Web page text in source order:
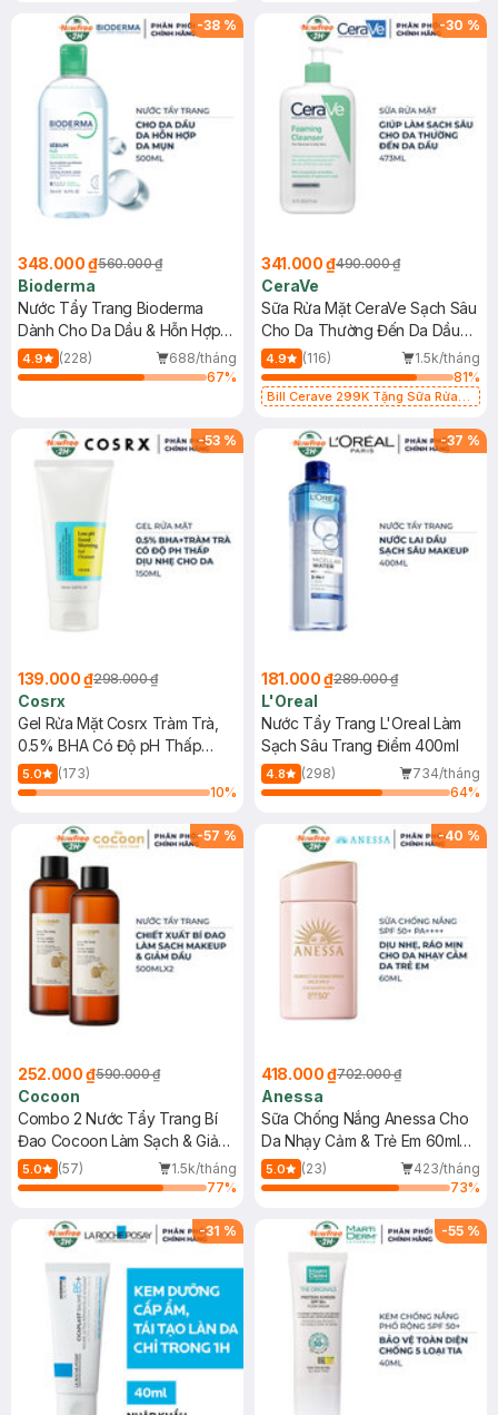
-38 %
348.000 ₫560.000 ₫
Bioderma
Nước Tẩy Trang Bioderma
Dành Cho Da Dầu & Hỗn Hợp
500ml
4.9 (228)
688/tháng
67%
-30 %
341.000 ₫490.000 ₫
CeraVe
Sữa Rửa Mặt CeraVe Sạch Sâu
Cho Da Thường Đến Da Dầu
473ml
4.9 (116)
1.5k/tháng
81%
Bill Cerave 299K Tặng Sữa Rửa
-53 %
139.000 ₫298.000 ₫
Cosrx
Gel Rửa Mặt Cosrx Tràm Trà,
0.5% BHA Có Độ pH Thấp
150ml
5.0
(173)
10%
-37 %
181.000 ₫289.000 ₫
L'Oreal
Nước Tẩy Trang L'Oreal Làm
Sạch Sâu Trang Điểm 400ml
4.8 (298)
734/tháng
64%
-57 %
252.000 ₫590.000 ₫
Cocoon
Combo 2 Nước Tẩy Trang Bí
Đao Cocoon Làm Sạch & Giảm
Dầu 500ml
5.0 (57)
1.5k/tháng
77%
-40 %
418.000 ₫702.000 ₫
Anessa
Sữa Chống Nắng Anessa Cho
Da Nhạy Cảm & Trẻ Em 60ml
(Mới)
5.0 (23)
423/tháng
73%
-31 % -55 %